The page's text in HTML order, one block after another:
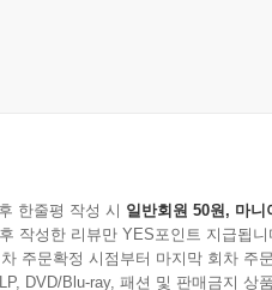
한줄평 작성 시 일반회원 50원, 마니
작성한 리뷰만 YES포인트 지급됩니
주문확정 시점부터 마지막 회차 주
DVD/Blu-ray, 패션 및 판매금지 상